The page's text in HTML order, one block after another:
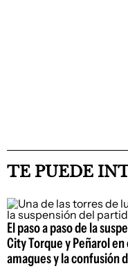
TE PUEDE
El paso a paso de la
City Torque y Peñarol
amagues y la confusión